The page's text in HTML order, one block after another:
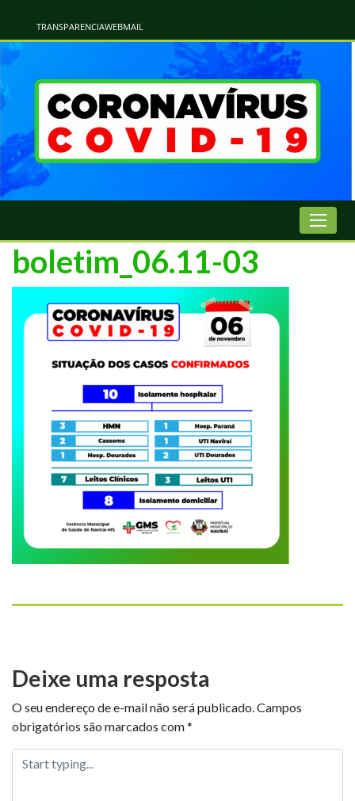
TRANSPARENCIAWEBMAIL
boletim_06.11-03
Deixe uma resposta
O seu endereço de e-mail não será publicado.Campos
obrigatórios são marcados com*